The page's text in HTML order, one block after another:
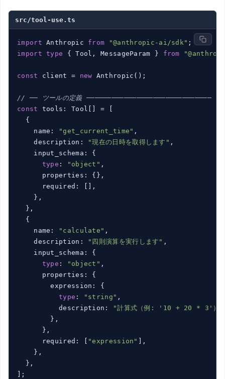
src/tool-use.ts
import Anthropic from "@anthropic-ai/sdk"
import
type { Tool, MessageParam } from
const client = new Anthropic();
// ── ツールの定義 ──────────────────────────────
const tools: Tool[] = [
  {
    name:
"get_current_time" ,
    description:
"現在の日時を取得します" ,
    input_schema: {
type : "object" ,
      properties: {},
      required: [],
    },
  },
  {
    name:
"calculate" ,
    description:
"四則演算を実行します" ,
    input_schema: {
type : "object" ,
      properties: {
        expression: {
type : "string" ,
          description:
"計算式（例: '10 + 20 * 3'）"
        },
      },
      required: [
"expression"
],
    },
  },
];